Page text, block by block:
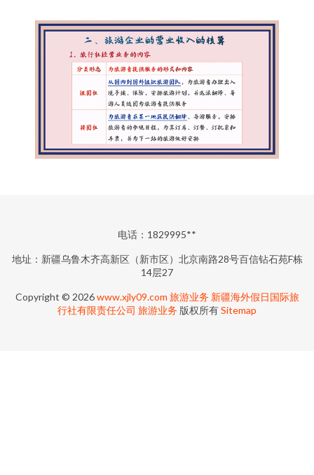
电话：1829995**
地址：新疆乌鲁木齐高新区（新市区）北京南路28号百信钻石苑F栋
14层27
Copyright © 2026www.xjly09.com 旅游业务 新疆海外假日国际旅
行社有限责任公司 旅游业务 版权所有Sitemap